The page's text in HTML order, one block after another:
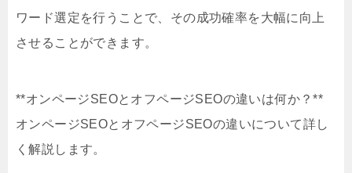
ワード選定を行うことで、その成功確率を大幅に向上
させることができます。
**オンページSEOとオフページSEOの違いは何か？**
オンページSEOとオフページSEOの違いについて詳し
く解説します。